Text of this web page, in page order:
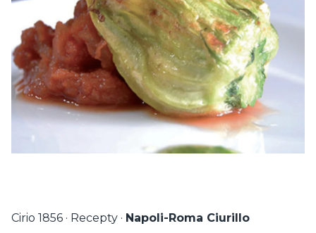
Cirio 1856 · Recepty · Napoli-Roma Ciurillo